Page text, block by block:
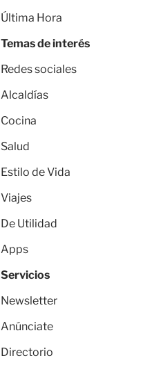
Última Hora
Temas de interés
Redes sociales
Alcaldías
Cocina
Salud
Estilo de Vida
Viajes
De Utilidad
Apps
Servicios
Newsletter
Anúnciate
Directorio